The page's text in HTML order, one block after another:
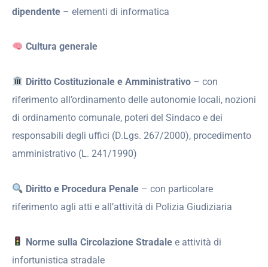
dipendente – elementi di informatica
Cultura generale
Diritto Costituzionale e Amministrativo– con
riferimento all’ordinamento delle autonomie locali, nozioni
di ordinamento comunale, poteri del Sindaco e dei
responsabili degli uffici (D.Lgs. 267/2000), procedimento
amministrativo (L. 241/1990)
Diritto e Procedura Penale– con particolare
riferimento agli atti e all’attività di Polizia Giudiziaria
Norme sulla Circolazione Stradalee attività di
infortunistica stradale